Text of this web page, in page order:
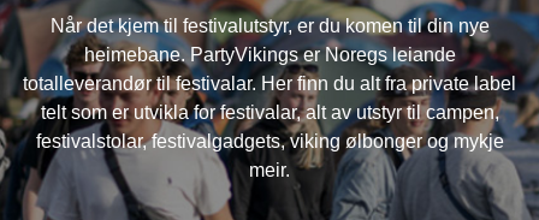
Når det kjem til festivalutstyr, er du komen til din nye
heimebane. PartyVikings er Noregs leiande
totalleverandør til festivalar. Her finn du alt fra private label
telt som er utvikla for festivalar, alt av utstyr til campen,
festivalstolar, festivalgadgets, viking ølbonger og mykje
meir.